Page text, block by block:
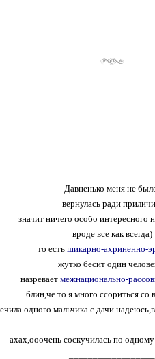
Давненько меня не
вернулась ради
значит ничего особо интересного
вроде все как всегда)
то есть шикарно-ахриненно-
жутко бесит один
назревает межнационально-
блин,че то я много ссориться со
одного мальчика с
------------------
ахах,ооочень соскучилась по